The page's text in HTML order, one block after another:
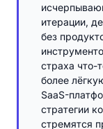
итерации,
без
страха что-
более
SaaS-
стратегии
стремятся